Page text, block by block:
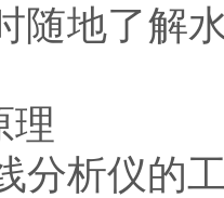
随地了解
析仪的工